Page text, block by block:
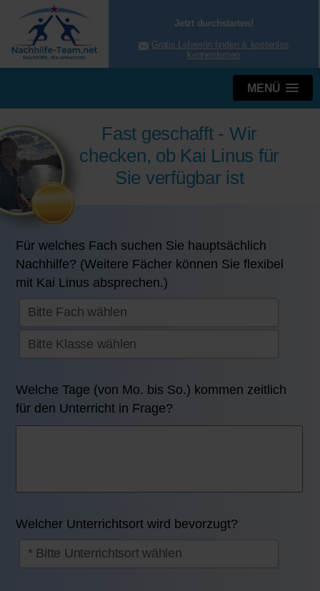
Jetzt durchstarten!
Gratis Lehrer/in finden & kostenlos
kennenlernen
MENÜ
Fast geschafft - Wir
checken, ob Kai Linus für
Sie verfügbar ist
Für welches Fach suchen Sie hauptsächlich
Nachhilfe? (Weitere Fächer können Sie flexibel
mit Kai Linus absprechen.)
Welche Tage (von Mo. bis So.) kommen zeitlich
für den Unterricht in Frage?
Welcher Unterrichtsort wird bevorzugt?